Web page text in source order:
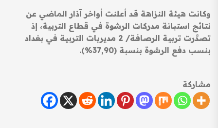
وكانت هيئة النزاهة قد أعلنت أواخر آذار الماضي عن
نتائج استبانة مدركات الرشوة في قطاع التربية، إذ
تصدَّرت تربية الرصافة/ 2 مديريات التربية في بغداد
بنسب دفع الرشوة بنسبة (37,90%).
مشاركة